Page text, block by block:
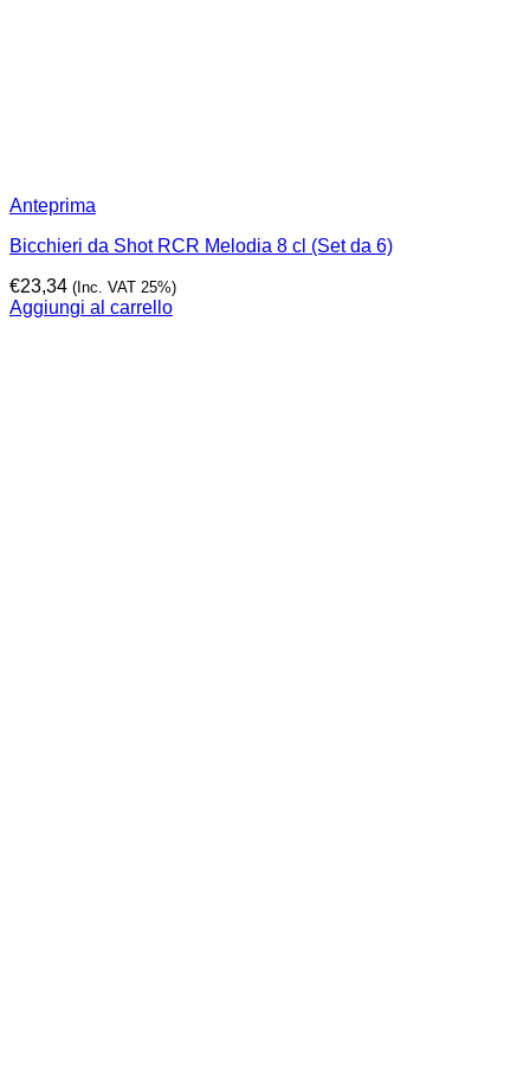
Anteprima
Bicchieri da Shot RCR Melodia 8 cl (Set da 6)
€23,34 (Inc. VAT 25%)
Aggiungi al carrello